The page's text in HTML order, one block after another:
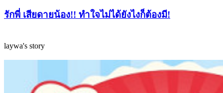
รักพี่ เสียดายน้อง!! ทำใจไม่ได้ยังไงก็ต้องมี!
laywa's story